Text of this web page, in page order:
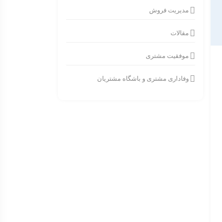
مدیریت فروش
مقالات
موفقیت مشتری
وفاداری مشتری و باشگاه مشتریان